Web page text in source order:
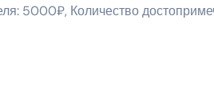
5000₽, Количество